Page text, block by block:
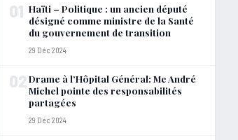
01 Haïti – Politique : un ancien député
désigné comme ministre de la Santé
du gouvernement de transition
29 Déc 2024
02Drame à l’Hôpital Général: Me André
Michel pointe des responsabilités
partagées
29 Déc 2024